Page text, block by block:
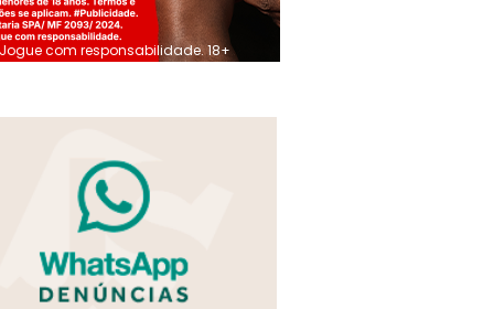
Jogue com responsabilidade. 18+